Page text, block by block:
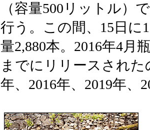
（容量500リットル）
行う。この間、15日に
量2,880本。2016年4月
までにリリースされた
年、2016年、2019年、